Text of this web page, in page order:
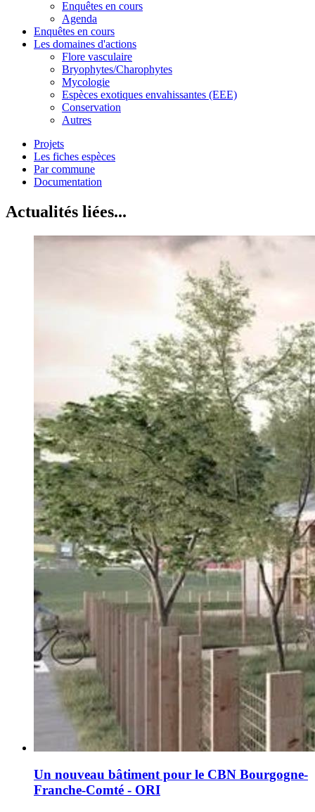
Enquêtes en cours
Agenda
Enquêtes en cours
Les domaines d'actions
Flore vasculaire
Bryophytes/Charophytes
Mycologie
Espèces exotiques envahissantes (EEE)
Conservation
Autres
Projets
Les fiches espèces
Par commune
Documentation
Actualités liées...
Un nouveau bâtiment pour le CBN Bourgogne-
Franche-Comté - ORI